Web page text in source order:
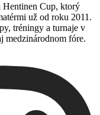
Hentinen Cup, ktorý
už od roku 2011.
tréningy a turnaje v
medzinárodnom fóre.